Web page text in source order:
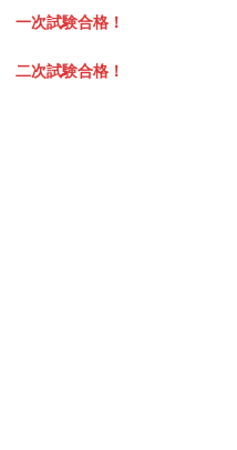
一次試験合格！
二次試験合格！